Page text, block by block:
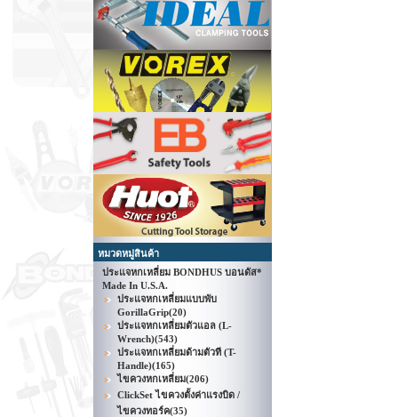
หมวดหมู่สินค้า
ประแจหกเหลี่ยม BONDHUS บอนดัส*
Made In U.S.A.
ประแจหกเหลี่ยมแบบพับ
GorillaGrip(20)
ประแจหกเหลี่ยมตัวแอล (L-
Wrench)(543)
ประแจหกเหลี่ยมด้ามตัวที (T-
Handle)(165)
ไขควงหกเหลี่ยม(206)
ClickSet ไขควงตั้งค่าแรงบิด /
ไขควงทอร์ค(35)